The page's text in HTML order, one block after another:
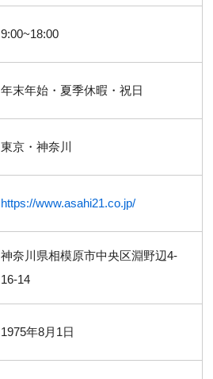
9:00~18:00
年末年始・夏季休暇・祝日
東京・神奈川
https://www.asahi21.co.jp/
神奈川県相模原市中央区淵野辺4-
16-14
1975年8月1日